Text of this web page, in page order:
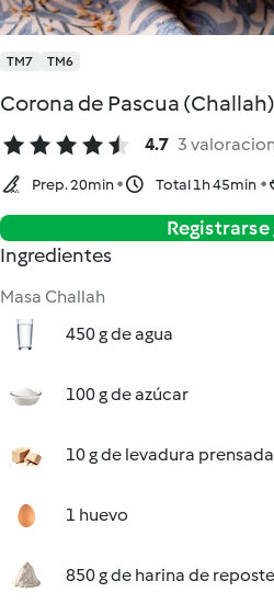
TM7 TM6
Corona de Pascua (Challah)
4.7 3
Prep. 20min Total 1h 45min
Ingredientes
Masa Challah
450 g de agua
100 g de azúcar
10 g de levadura
1 huevo
850 g de harina de